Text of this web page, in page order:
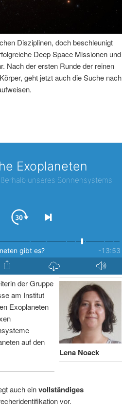
Disziplinen, doch beschleunigt
Deep Space Missionen und
Nach der ersten Runde der reinen
geht jetzt auch die Suche nach
Lena Noack
der Gruppe
am Institut
Exoplaneten
auf den
auch einvollständiges
vor.